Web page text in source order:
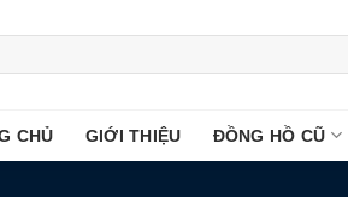
CHỦ GIỚI THIỆU ĐỒNG HỒ CŨ